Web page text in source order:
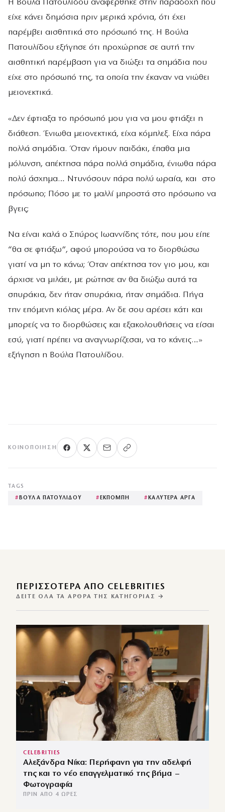
Η Βούλα Πατουλίδου αναφέρθηκε στην παραδοχή που
είχε κάνει δημόσια πριν μερικά χρόνια, ότι έχει
παρέμβει αισθητικά στο πρόσωπό της. Η Βούλα
Πατουλίδου εξήγησε ότι προχώρησε σε αυτή την
αισθητική παρέμβαση για να διώξει τα σημάδια που
είχε στο πρόσωπό της, τα οποία την έκαναν να νιώθει
μειονεκτικά.
«Δεν έφτιαξα το πρόσωπό μου για να μου φτιάξει η
διάθεση. Ένιωθα μειονεκτικά, είχα κόμπλεξ. Είχα πάρα
πολλά σημάδια. Όταν ήμουν παιδάκι, έπαθα μια
μόλυνση, απέκτησα πάρα πολλά σημάδια, ένιωθα πάρα
πολύ άσχημα… Ντυνόσουν πάρα πολύ ωραία, και στο
πρόσωπο; Πόσο με το μαλλί μπροστά στο πρόσωπο να
βγεις;
Να είναι καλά ο Σπύρος Ιωαννίδης τότε, που μου είπε
“θα σε φτιάξω”, αφού μπορούσα να το διορθώσω
γιατί να μη το κάνω; Όταν απέκτησα τον γιο μου, και
άρχισε να μιλάει, με ρώτησε αν θα διώξω αυτά τα
σπυράκια, δεν ήταν σπυράκια, ήταν σημάδια. Πήγα
την επόμενη κιόλας μέρα. Αν δε σου αρέσει κάτι και
μπορείς να το διορθώσεις και εξακολουθήσεις να είσαι
εσύ, γιατί πρέπει να αναγνωρίζεσαι, να το κάνεις…»
εξήγηση η Βούλα Πατουλίδου.
ΚΟΙΝΟΠΟΊΗΣΗ
TAGS
#ΒΟΥΛΑ ΠΑΤΟΥΛΙΔΟΥ #ΕΚΠΟΜΠΗ #ΚΑΛΥΤΕΡΑ ΑΡΓΑ
ΠΕΡΙΣΣΌΤΕΡΑ ΑΠΌ CELEBRITIES
ΔΕΊΤΕ ΌΛΑ ΤΑ ΆΡΘΡΑ ΤΗΣ ΚΑΤΗΓΟΡΊΑΣ →
CELEBRITIES
Αλεξάνδρα Νίκα: Περήφανη για την αδελφή
της και το νέο επαγγελματικό της βήμα –
Φωτογραφία
ΠΡΙΝ ΑΠΌ 4 ΏΡΕΣ